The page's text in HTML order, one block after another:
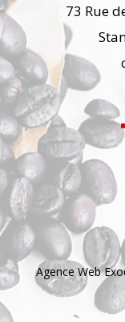
73 Rue
Agence Web